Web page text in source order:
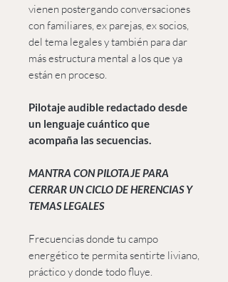
vienen postergando conversaciones
con familiares, ex parejas, ex socios,
del tema legales y también para dar
más estructura mental a los que ya
están en proceso.
Pilotaje audible redactado desde
un lenguaje cuántico que
acompaña las secuencias.
MANTRA CON PILOTAJE PARA
CERRAR UN CICLO DE HERENCIAS Y
TEMAS LEGALES
Frecuencias donde tu campo
energético te permita sentirte liviano,
práctico y donde todo fluye.